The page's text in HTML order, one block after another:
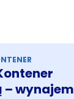
– wynajem